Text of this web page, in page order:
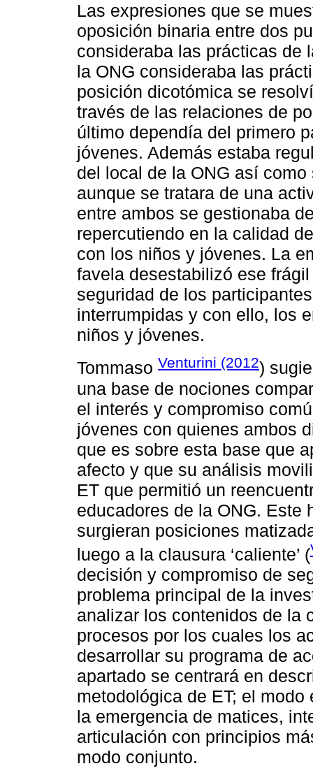
Las expresiones que se
oposición binaria entre dos
consideraba las prácticas de
la ONG consideraba las
posición dicotómica se
través de las relaciones de
último dependía del primero
jóvenes. Además estaba
del local de la ONG así
aunque se tratara de una
entre ambos se gestionaba
repercutiendo en la calidad
con los niños y jóvenes. La
favela desestabilizó ese
seguridad de los
interrumpidas y con ello, los
niños y jóvenes.
Tommaso Venturini (2012)
una base de nociones
el interés y compromiso
jóvenes con quienes ambos
que es sobre esta base que
afecto y que su análisis
ET que permitió un
educadores de la ONG. Este
surgieran posiciones
luego a la clausura ‘caliente’ (
decisión y compromiso de
problema principal de la
analizar los contenidos de la
procesos por los cuales los
desarrollar su programa de
apartado se centrará en
metodológica de ET; el
la emergencia de matices,
articulación con principios
modo conjunto.